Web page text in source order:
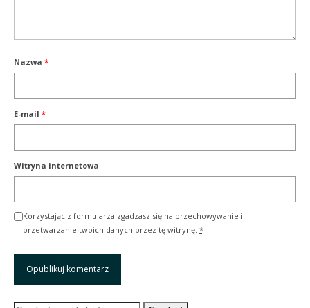
Nazwa *
E-mail *
Witryna internetowa
Korzystając z formularza zgadzasz się na przechowywanie i
przetwarzanie twoich danych przez tę witrynę. *